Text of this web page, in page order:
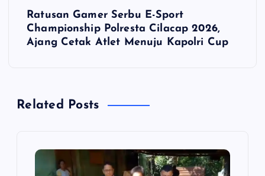
s
Ratusan Gamer Serbu E-Sport
Championship Polresta Cilacap 2026,
Ajang Cetak Atlet Menuju Kapolri Cup
Related Posts